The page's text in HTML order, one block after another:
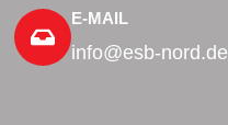
E-MAIL
info@esb-nord.de